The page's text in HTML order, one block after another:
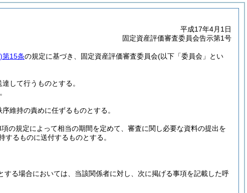
平成17年4月1日
固定資産評価審査委員会告示第1号
第15条の規定に基づき、固定資産評価審査委員会(以下「委員会」とい
して行うものとする。
維持の責めに任ずるものとする。
の規定によって相当の期間を定めて、審査に関し必要な資料の提出を
るものに送付するものとする。
る場合においては、当該関係者に対し、次に掲げる事項を記載した呼